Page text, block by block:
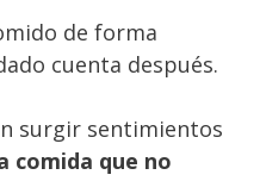
de forma
cuenta después.
surgir sentimientos
comida que no